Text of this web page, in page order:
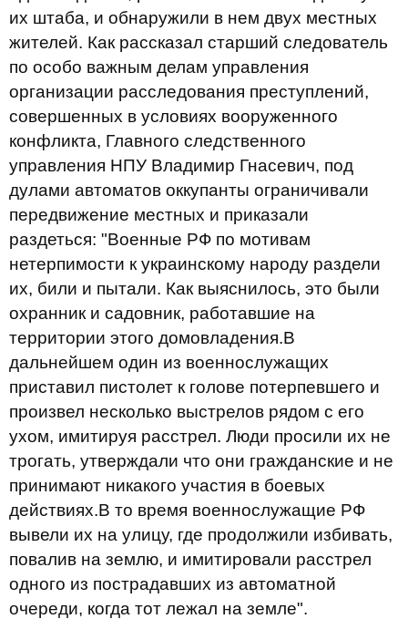
их штаба, и обнаружили в нем двух местных
жителей. Как рассказал старший следователь
по особо важным делам управления
организации расследования преступлений,
совершенных в условиях вооруженного
конфликта, Главного следственного
управления НПУ Владимир Гнасевич, под
дулами автоматов оккупанты ограничивали
передвижение местных и приказали
раздеться: "Военные РФ по мотивам
нетерпимости к украинскому народу раздели
их, били и пытали. Как выяснилось, это были
охранник и садовник, работавшие на
территории этого домовладения.В
дальнейшем один из военнослужащих
приставил пистолет к голове потерпевшего и
произвел несколько выстрелов рядом с его
ухом, имитируя расстрел. Люди просили их не
трогать, утверждали что они гражданские и не
принимают никакого участия в боевых
действиях.В то время военнослужащие РФ
вывели их на улицу, где продолжили избивать,
повалив на землю, и имитировали расстрел
одного из пострадавших из автоматной
очереди, когда тот лежал на земле".